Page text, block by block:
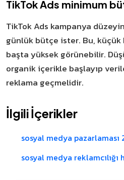
TikTok Ads minimum
TikTok Ads kampanya
günlük bütçe ister. Bu,
başta yüksek görünebilir.
organik içerikle başlayıp
reklama geçmelidir.
İlgili İçerikler
sosyal medya pazarlaması
sosyal medya